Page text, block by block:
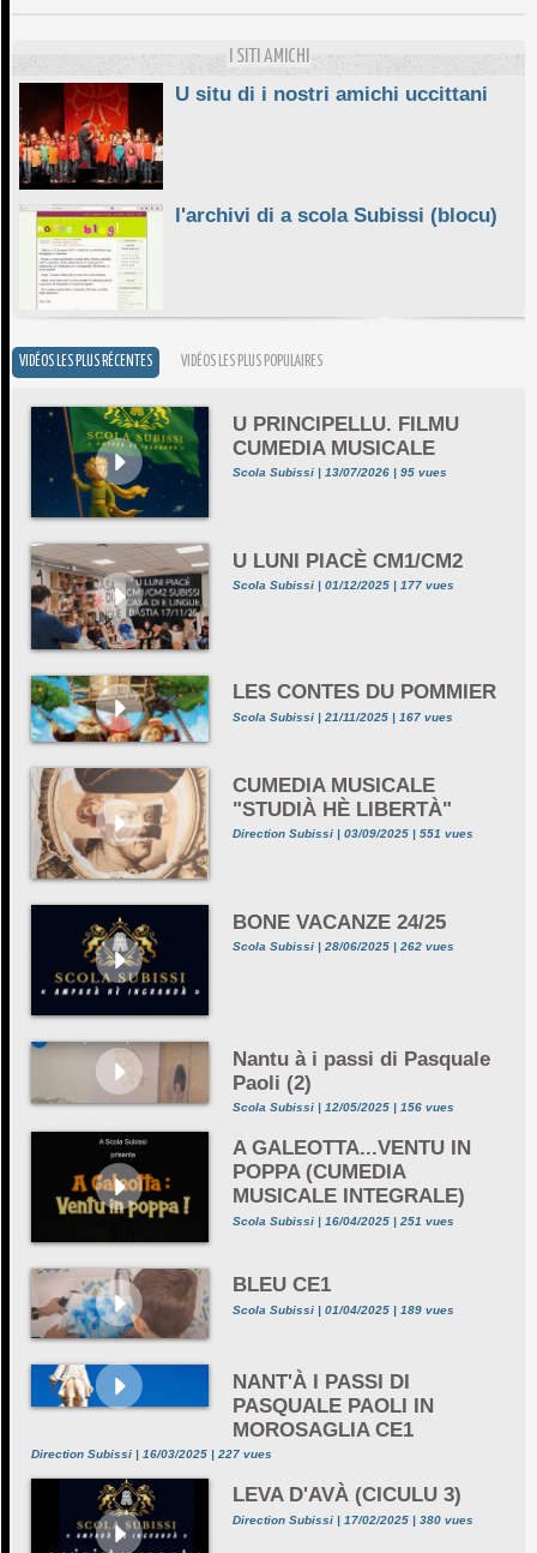
I SITI AMICHI
U situ di i nostri amichi uccittani
l'archivi di a scola Subissi (blocu)
VIDÉOS LES PLUS RÉCENTES VIDÉOS LES PLUS POPULAIRES
U PRINCIPELLU. FILMU
CUMEDIA MUSICALE
Scola Subissi | 13/07/2026 | 95 vues
U LUNI PIACÈ CM1/CM2
Scola Subissi | 01/12/2025 | 177 vues
LES CONTES DU POMMIER
Scola Subissi | 21/11/2025 | 167 vues
CUMEDIA MUSICALE
"STUDIÀ HÈ LIBERTÀ"
Direction Subissi | 03/09/2025 | 551 vues
BONE VACANZE 24/25
Scola Subissi | 28/06/2025 | 262 vues
Nantu à i passi di Pasquale
Paoli (2)
Scola Subissi | 12/05/2025 | 156 vues
A GALEOTTA...VENTU IN
POPPA (CUMEDIA
MUSICALE INTEGRALE)
Scola Subissi | 16/04/2025 | 251 vues
BLEU CE1
Scola Subissi | 01/04/2025 | 189 vues
NANT'À I PASSI DI
PASQUALE PAOLI IN
MOROSAGLIA CE1
Direction Subissi | 16/03/2025 | 227 vues
LEVA D'AVÀ (CICULU 3)
Direction Subissi | 17/02/2025 | 380 vues